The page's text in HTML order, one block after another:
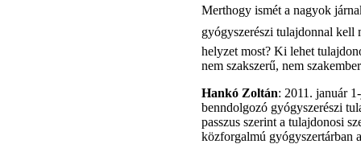
Merthogy ismét a nagyok
gyógyszerészi tulajdonnal kell
helyzet most? Ki lehet
nem szakszerű, nem
Hankó Zoltán: 2011. január
benndolgozó gyógyszerészi
passzus szerint a tulajdonosi
közforgalmú gyógyszertárban